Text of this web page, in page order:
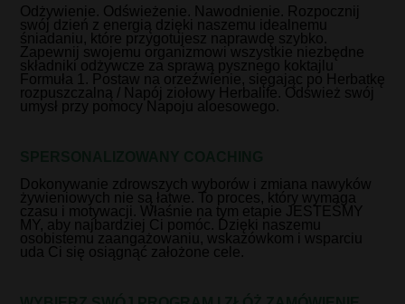
Odżywienie. Odświeżenie. Nawodnienie. Rozpocznij
swój dzień z energią dzięki naszemu idealnemu
śniadaniu, które przygotujesz naprawdę szybko.
Zapewnij swojemu organizmowi wszystkie niezbędne
składniki odżywcze za sprawą pysznego koktajlu
Formuła 1. Postaw na orzeźwienie, sięgając po Herbatkę
rozpuszczalną / Napój ziołowy Herbalife. Odśwież swój
umysł przy pomocy Napoju aloesowego.
Dokonywanie zdrowszych wyborów i zmiana nawyków
żywieniowych nie są łatwe. To proces, który wymaga
czasu i motywacji. Właśnie na tym etapie JESTEŚMY
MY, aby najbardziej Ci pomóc. Dzięki naszemu
osobistemu zaangażowaniu, wskazówkom i wsparciu
uda Ci się osiągnąć założone cele.